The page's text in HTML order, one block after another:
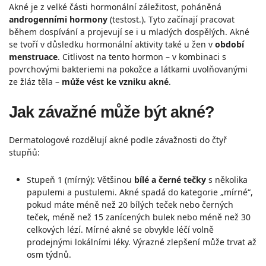
Akné je z velké části hormonální záležitost, poháněná
androgenními hormony (testost.). Tyto začínají pracovat
během dospívání a projevují se i u mladých dospělých. Akné
se tvoří v důsledku hormonální aktivity také u žen v období
menstruace. Citlivost na tento hormon – v kombinaci s
povrchovými bakteriemi na pokožce a látkami uvolňovanými
ze žláz těla – může vést ke vzniku akné.
Jak závažné může být akné?
Dermatologové rozdělují akné podle závažnosti do čtyř
stupňů:
Stupeň 1 (mírný): Většinou bílé a černé tečky s několika
papulemi a pustulemi. Akné spadá do kategorie „mírné“,
pokud máte méně než 20 bílých teček nebo černých
teček, méně než 15 zanícených bulek nebo méně než 30
celkových lézí. Mírné akné se obvykle léčí volně
prodejnými lokálními léky. Výrazné zlepšení může trvat až
osm týdnů.